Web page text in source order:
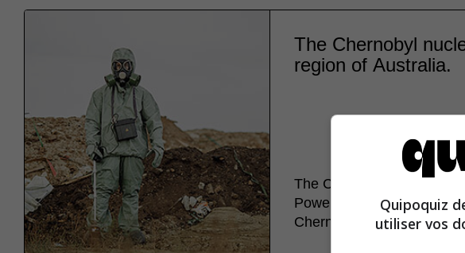
The Chernobyl
region of Australia.
The Chernobyl disaster
Power Station in the
Chernobyl.
Quipoquiz
utiliser vos